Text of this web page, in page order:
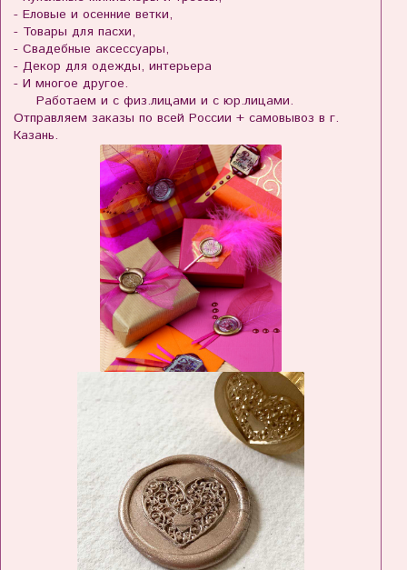
- Еловые и осенние ветки,
- Товары для пасхи,
- Свадебные аксессуары,
- Декор для одежды, интерьера
- И многое другое.
Работаем и с физ.лицами и с юр.лицами.
Отправляем заказы по всей России + самовывоз в г.
Казань.